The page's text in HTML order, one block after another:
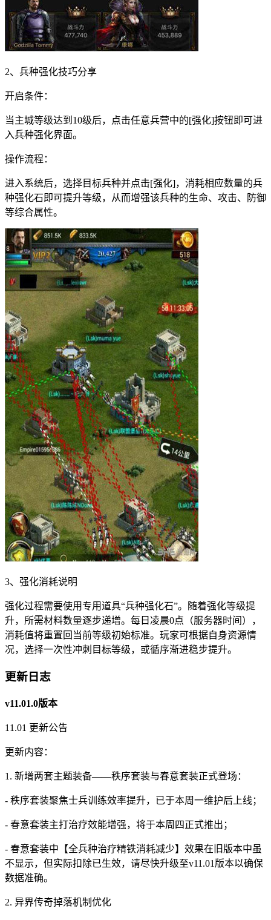
2、兵种强化技巧分享
开启条件：
当主城等级达到10级后，点击任意兵营中的[强化]按钮即可进
入兵种强化界面。
操作流程：
进入系统后，选择目标兵种并点击[强化]，消耗相应数量的兵
种强化石即可提升等级，从而增强该兵种的生命、攻击、防御
等综合属性。
3、强化消耗说明
强化过程需要使用专用道具“兵种强化石”。随着强化等级提
升，所需材料数量逐步递增。每日凌晨0点（服务器时间），
消耗值将重置回当前等级初始标准。玩家可根据自身资源情
况，选择一次性冲刺目标等级，或循序渐进稳步提升。
更新日志
v11.01.0版本
11.01 更新公告
更新内容：
1. 新增两套主题装备——秩序套装与春意套装正式登场：
- 秩序套装聚焦士兵训练效率提升，已于本周一维护后上线；
- 春意套装主打治疗效能增强，将于本周四正式推出；
- 春意套装中【全兵种治疗精铁消耗减少】效果在旧版本中虽
不显示，但实际扣除已生效，请尽快升级至v11.01版本以确保
数据准确。
2. 异界传奇掉落机制优化